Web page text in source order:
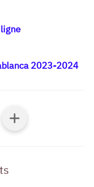
2023-2024